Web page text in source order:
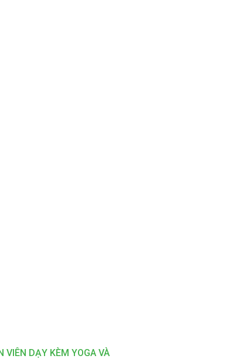
VIÊN DẠY KÈM YOGA VÀ